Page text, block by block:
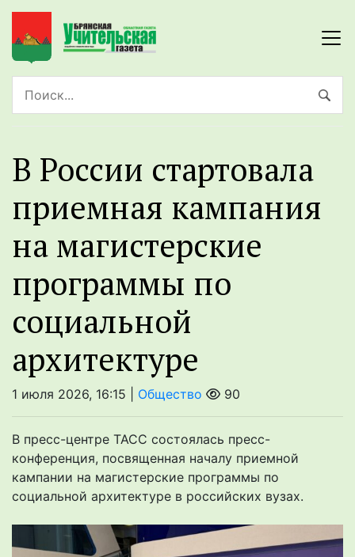
В России стартовала
приемная кампания
на магистерские
программы по
социальной
архитектуре
1 июля 2026, 16:15 | Общество 90
В пресс-центре ТАСС состоялась пресс-
конференция, посвященная началу приемной
кампании на магистерские программы по
социальной архитектуре в российских вузах.